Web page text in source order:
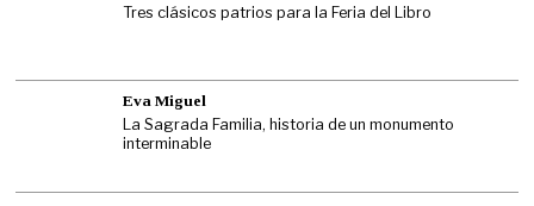
Tres clásicos patrios para la Feria del Libro
Eva Miguel
La Sagrada Familia, historia de un monumento
interminable